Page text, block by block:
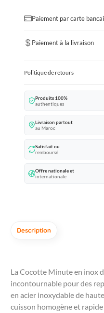
Paiement par carte
Paiement à la livraison
Politique de retours
Produits 100%
authentiques
Livraison partout
au Maroc
Satisfait ou
remboursé
Offre nationale et
internationale
Description
La Cocotte Minute en inox
incontournable pour des
en acier inoxydable de
cuisson homogène et